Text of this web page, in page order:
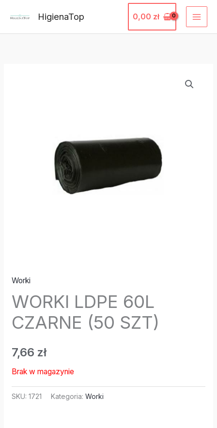
treści
HigienaTop 0,00 zł
Worki
WORKI LDPE 60L
CZARNE (50 SZT)
7,66 zł
Brak w magazynie
SKU: 1721 Kategoria: Worki